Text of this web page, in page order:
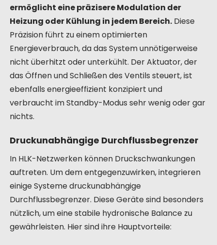
ermöglicht eine präzisere Modulation der
Heizung oder Kühlung in jedem Bereich. Diese
Präzision führt zu einem optimierten
Energieverbrauch, da das System unnötigerweise
nicht überhitzt oder unterkühlt. Der Aktuator, der
das Öffnen und Schließen des Ventils steuert, ist
ebenfalls energieeffizient konzipiert und
verbraucht im Standby-Modus sehr wenig oder gar
nichts.
Druckunabhängige Durchflussbegrenzer
In HLK-Netzwerken können Druckschwankungen
auftreten. Um dem entgegenzuwirken, integrieren
einige Systeme druckunabhängige
Durchflussbegrenzer. Diese Geräte sind besonders
nützlich, um eine stabile hydronische Balance zu
gewährleisten. Hier sind ihre Hauptvorteile: